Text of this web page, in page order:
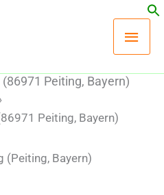
Peiting, Bayern)
Peiting, Bayern)
(Peiting, Bayern)